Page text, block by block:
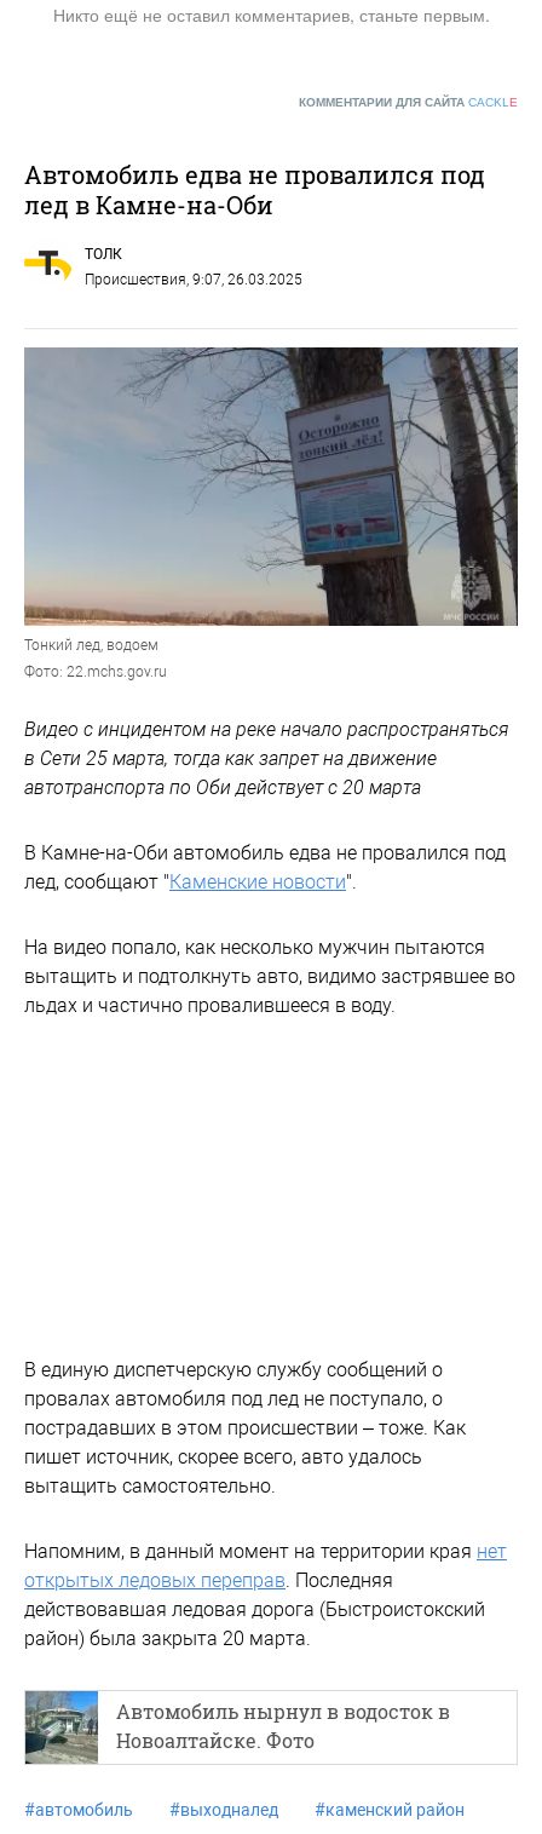
Никто ещё не оставил комментариев, станьте первым.
КОММЕНТАРИИ ДЛЯ САЙТА CACKL E
Автомобиль едва не провалился под
лед в Камне-на-Оби
ТОЛК
Происшествия, 9:07, 26.03.2025
Тонкий лед, водоем
Фото: 22.mchs.gov.ru
Видео с инцидентом на реке начало распространяться
в Сети 25 марта, тогда как запрет на движение
автотранспорта по Оби действует с 20 марта
В Камне-на-Оби автомобиль едва не провалился под
лед, сообщают "Каменские новости".
На видео попало, как несколько мужчин пытаются
вытащить и подтолкнуть авто, видимо застрявшее во
льдах и частично провалившееся в воду.
В единую диспетчерскую службу сообщений о
провалах автомобиля под лед не поступало, о
пострадавших в этом происшествии – тоже. Как
пишет источник, скорее всего, авто удалось
вытащить самостоятельно.
Напомним, в данный момент на территории края нет
открытых ледовых переправ . Последняя
действовавшая ледовая дорога (Быстроистокский
район) была закрыта 20 марта.
Автомобиль нырнул в водосток в
Новоалтайске. Фото
#автомобиль #выходналед #каменский район